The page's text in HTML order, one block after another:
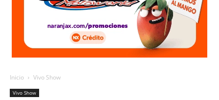
Inicio Vivo Show
Vivo Show